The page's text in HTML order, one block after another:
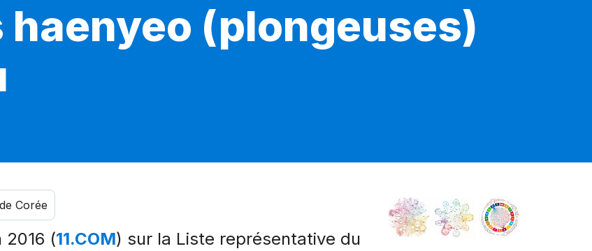
haenyeo (plongeuses)
Corée
2016 (11.COM) sur la Liste représentative du